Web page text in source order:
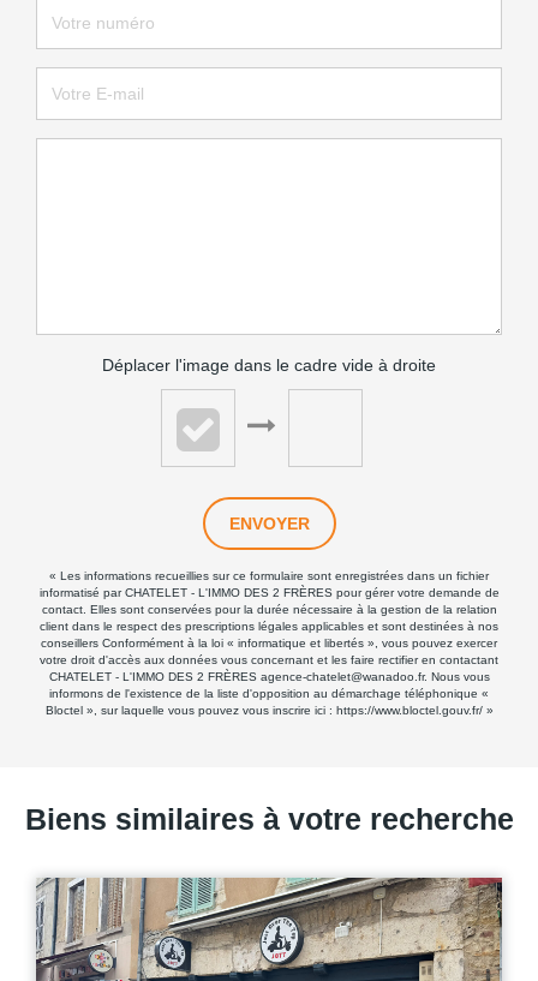
Déplacer l'image dans le cadre vide à droite
ENVOYER
« Les informations recueillies sur ce formulaire sont enregistrées dans un fichier
informatisé par CHATELET - L'IMMO DES 2 FRÈRES pour gérer votre demande de
contact. Elles sont conservées pour la durée nécessaire à la gestion de la relation
client dans le respect des prescriptions légales applicables et sont destinées à nos
conseillers Conformément à la loi « informatique et libertés », vous pouvez exercer
votre droit d'accès aux données vous concernant et les faire rectifier en contactant
CHATELET - L'IMMO DES 2 FRÈRES agence-chatelet@wanadoo.fr. Nous vous
informons de l'existence de la liste d'opposition au démarchage téléphonique «
Bloctel », sur laquelle vous pouvez vous inscrire ici : https://www.bloctel.gouv.fr/»
Biens similaires à votre recherche